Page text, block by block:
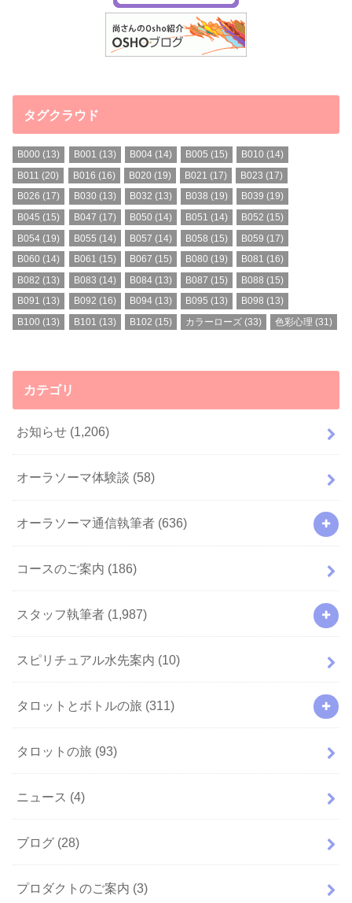
タグクラウド
B000 (13) B001 (13) B004(14) B005 (15) B010 (14)
B011 (20) B016 (16) B020 (19) B021 (17) B023 (17)
B026 (17) B030 (13) B032 (13) B038 (19) B039 (19)
B045 (15) B047 (17) B050 (14) B051 (14) B052 (15)
B054 (19) B055 (14) B057 (14) B058 (15) B059 (17)
B060 (14) B061 (15) B067 (15) B080 (19) B081 (16)
B082 (13) B083 (14) B084(13) B087 (15) B088 (15)
B091 (13) B092 (16) B094(13) B095 (13) B098 (13)
B100 (13) B101 (13) B102 (15) カラーローズ (33) 色彩心理 (31)
カテゴリ
お知らせ (1,206)
オーラソーマ体験談 (58)
オーラソーマ通信執筆者 (636)
コースのご案内 (186)
スタッフ執筆者 (1,987)
スピリチュアル水先案内 (10)
タロットとボトルの旅 (311)
タロットの旅 (93)
ニュース (4)
ブログ (28)
プロダクトのご案内 (3)